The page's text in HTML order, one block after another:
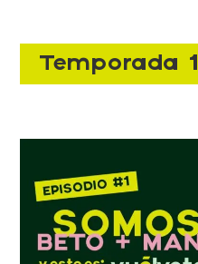
Temporada 1